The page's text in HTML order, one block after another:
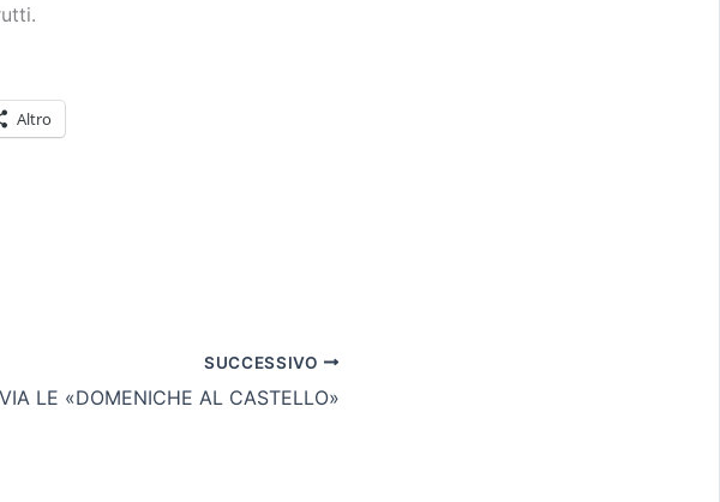
Altro
SUCCESSIVO
LE «DOMENICHE AL CASTELLO»